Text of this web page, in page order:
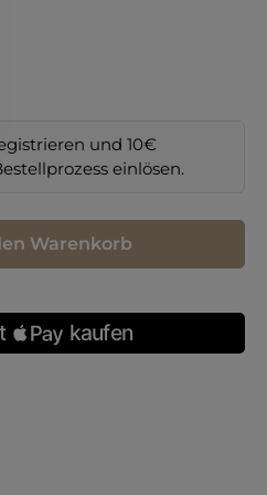
und 10€
einlösen.
ein oder benutze die
Warenkorb